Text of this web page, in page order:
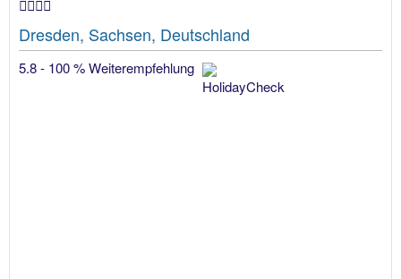
Dresden, Sachsen, Deutschland
5.8 - 100 % Weiterempfehlung